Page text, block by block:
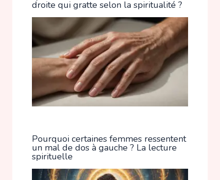
droite qui gratte selon la spiritualité ?
Pourquoi certaines femmes ressentent
un mal de dos à gauche ? La lecture
spirituelle